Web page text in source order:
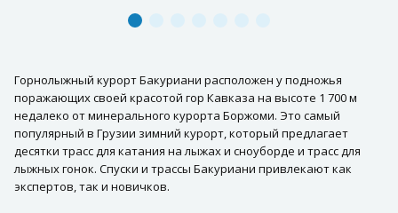
Горнолыжный курорт Бакуриани расположен у подножья
поражающих своей красотой гор Кавказа на высоте 1 700 м
недалеко от минерального курорта Боржоми. Это самый
популярный в Грузии зимний курорт, который предлагает
десятки трасс для катания на лыжах и сноуборде и трасс для
лыжных гонок. Спуски и трассы Бакуриани привлекают как
экспертов, так и новичков.